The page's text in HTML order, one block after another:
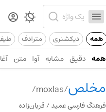
همه دیکشنری مترادف
همه دقیق مشابه آوا متن
مخلص/moxlas/
فرهنگ فارسی عمید / قربان‌زاده